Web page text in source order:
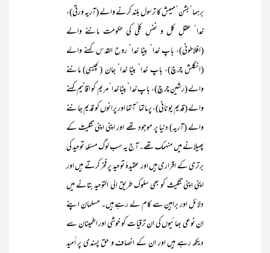
برہما‘ بشن‘ مہیش کا ترسول بلند کرنے والے (آریہ ورتی)،
خدا‘ عقلِ کل و نفسِ کلّی کی حکومت ماننے والے
(افلاطونی)، باپ خدا‘ بیٹا خدا‘ روح القدس کہنے والے
(انگلش چرچ)، باپ خدا‘ بیٹا خدا‘ جان (لچیسی) ماننے
والے (رشین چرچ)، باپ خدا‘ بیٹا خدا‘ مریم کو اقانیم کہنے
والے (قدیم یونانی)، پرماتما‘ آتما اور پرانوں کو قدیم جاننے
والے (آریہ) دنیا پر موجود تھے اور اپنی اپنی تثلیث کے
پھیلانے میں منہمک تھے۔ آج یہ سب لوگ مسئلۂ توحید کی
برتری کے اقراری ہیں اور عقیدۂ توحید پر فخر کرتے ہیں اور
اپنی اپنی تثلیث کو بھی سلوک طریق الی التوحید بتانے میں
دلائل اور براہین سے کام لے رہے ہیں۔ مسلمان اپنے
اِن نوعی بھائیوں کی ان ترقیات کو خوشی اور اطمینان سے
دیکھ رہے ہیں اور ان کے انصاف و حق پسندی پر اُمید